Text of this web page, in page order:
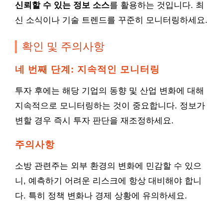
신뢰할 수 있는 정보 소스를 활용하는 것입니다. 최
신 소식이나 기술 트렌드를 꾸준히 모니터링하세요.
확인 및 주의사항
네 번째 단계: 지속적인 모니터링
투자 후에는 해당 기업의 동향 및 산업 변화에 대해
지속적으로 모니터링하는 것이 중요합니다. 정보가
변할 경우 즉시 투자 판단을 재조정하세요.
주의사항
소방 관련주는 외부 환경의 변화에 민감할 수 있으
니, 예측하기 어려운 리스크에 항상 대비해야 합니
다. 특히 정책 변화나 경제 상황에 유의하세요.